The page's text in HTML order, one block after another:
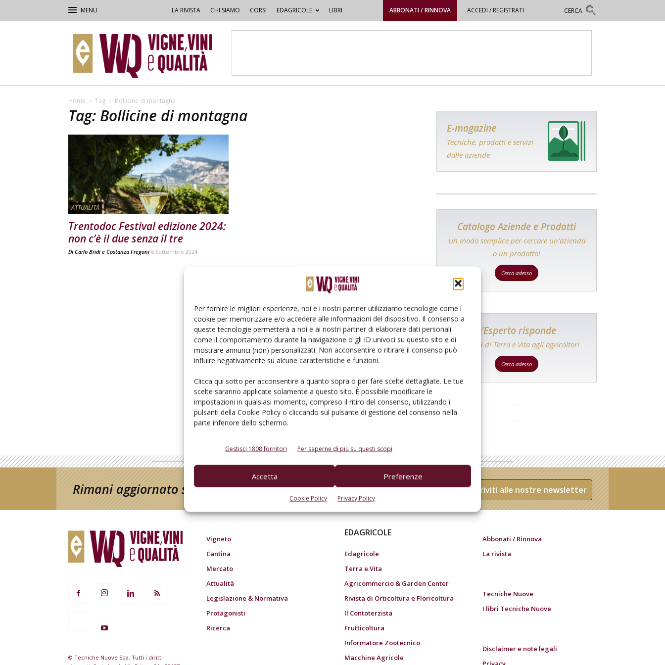
Per fornire le migliori esperienze, noi e i nostri partner utilizziamo tecnologie come i
cookie per memorizzare e/o accedere alle informazioni del dispositivo. Il consenso a
queste tecnologie permetterà a noi e ai nostri partner di elaborare dati personali
come il comportamento durante la navigazione o gli ID univoci su questo sito e di
mostrare annunci (non) personalizzati. Non acconsentire o ritirare il consenso può
influire negativamente su alcune caratteristiche e funzioni.
Clicca qui sotto per acconsentire a quanto sopra o per fare scelte dettagliate. Le tue
scelte saranno applicate solamente a questo sito. È possibile modificare le
impostazioni in qualsiasi momento, compreso il ritiro del consenso, utilizzando i
pulsanti della Cookie Policy o cliccando sul pulsante di gestione del consenso nella
parte inferiore dello schermo.
Gestisci 1808 fornitori Per saperne di più su questi scopi
Accetta Preferenze
Cookie Policy Privacy Policy
LA RIVISTA CHI SIAMO CORSI EDAGRICOLE LIBRI ABBONATI / RINNOVA ACCEDI / REGISTRATI
–
Vigne,
Vini
&
Home Tag Bollicine di montagna
Tag: Bollicine di montagna
ATTUALITÀ
Trentodoc Festival edizione 2024:
non c’è il due senza il tre
Di Carlo Bridi e Costanza Fregoni 6 Settembre 2024
E-magazine
Tecniche, prodotti e servizi
dalle aziende
Catalogo Aziende e Prodotti
Un modo semplice per cercare un'azienda
o un prodotto!
Cerca adesso
L'Esperto risponde
I consigli di Terra e Vita agli agricoltori
Cerca adesso
Rimani aggiornato sul mondo dell’agricoltura Iscriviti alle nostre newsletter
© Tecniche Nuove Spa. Tutti i diritti
Vigneto
Cantina
Mercato
Attualità
Legislazione & Normativa
Protagonisti
Ricerca
EDAGRICOLE
Edagricole
Terra e Vita
Agricommercio & Garden Center
Rivista di Orticoltura e Floricoltura
Il Contoterzista
Frutticoltura
Informatore Zootecnico
Macchine Agricole
Abbonati / Rinnova
La rivista
Tecniche Nuove
I libri Tecniche Nuove
Disclaimer e note legali